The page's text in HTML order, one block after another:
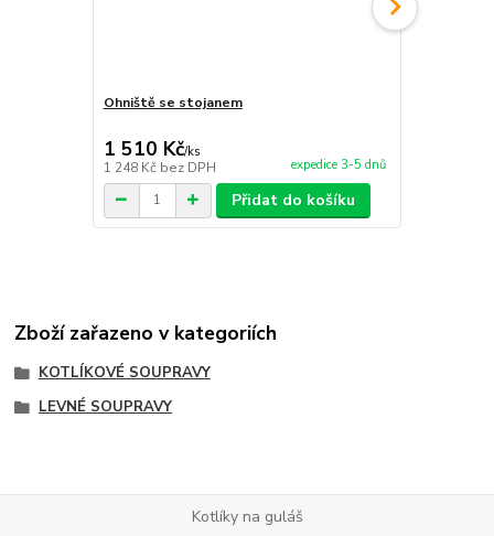
Ohniště se stojanem
1 510 Kč/ks
1 248 Kč bez DPH expedice 3-5 dnů
Přidat do košíku
Zboží zařazeno v kategoriích
KOTLÍKOVÉ SOUPRAVY
LEVNÉ SOUPRAVY
Kotlíky na guláš